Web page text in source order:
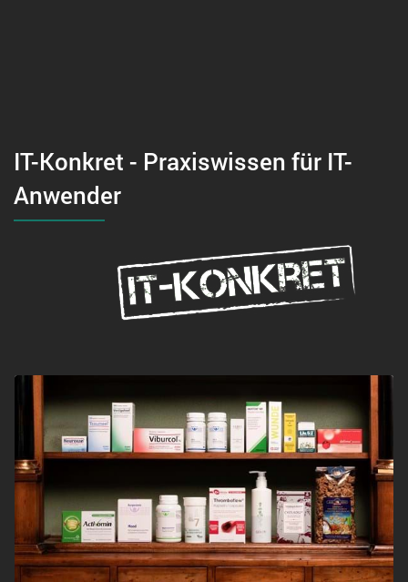
IT-Konkret - Praxiswissen für IT-
Anwender